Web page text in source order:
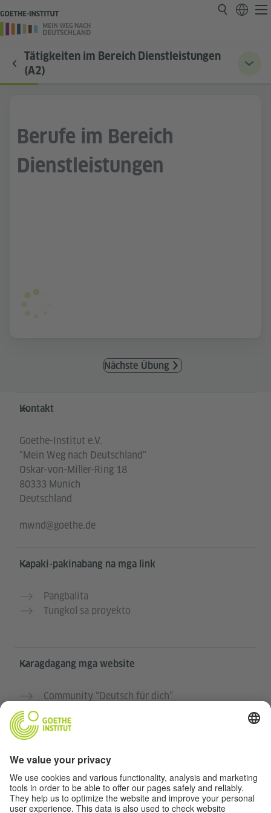
Tätigkeiten im Bereich Dienstleistungen
(A2)
Berufe im Bereich
Dienstleistungen
Nächste Übung
Service- und Informationsbereich
Kontakt
Goethe-Institut e.V.
"Mein Weg nach Deutschland"
Oskar-von-Miller-Ring 18
80333 Munich
Deutschland
mwnd@goethe.de
Kapaki-pakinabang na mga link
Pangbalita
Tungkol sa proyekto
Karagdagang mga website
Community “Deutsch für dich”
Mga kursong Aleman ng Goethe-Institut
Pribasiya at Pag-accessibilidad